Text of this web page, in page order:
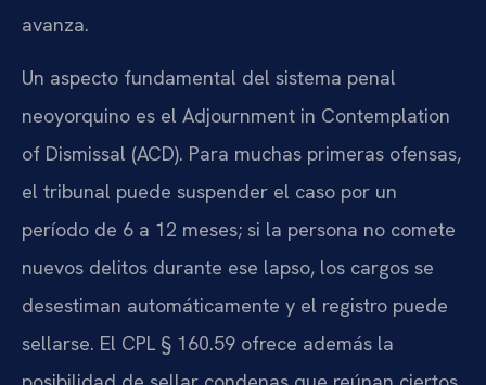
avanza.
Un aspecto fundamental del sistema penal
neoyorquino es el Adjournment in Contemplation
of Dismissal (ACD). Para muchas primeras ofensas,
el tribunal puede suspender el caso por un
período de 6 a 12 meses; si la persona no comete
nuevos delitos durante ese lapso, los cargos se
desestiman automáticamente y el registro puede
sellarse. El CPL § 160.59 ofrece además la